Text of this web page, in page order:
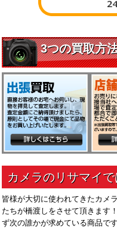
皆様が大切に使われてきたカメ
たちが橋渡しをさせて頂きます
ず次の誰かが求めている商品です